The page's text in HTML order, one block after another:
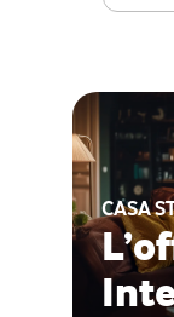
CASA